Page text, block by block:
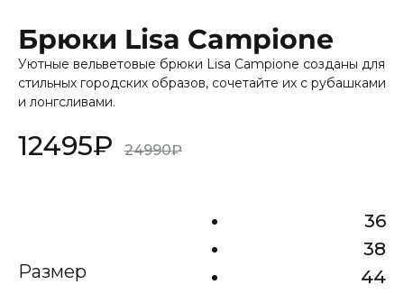
Брюки Lisa Campione
Уютные вельветовые брюки Lisa Campione созданы для
стильных городских образов, сочетайте их с рубашками
и лонгсливами.
12495₽ 24990₽
Размер
36
38
44